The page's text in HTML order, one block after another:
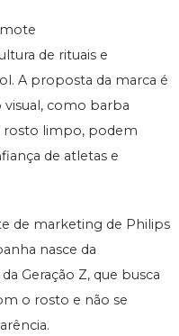
de rituais e
A proposta da marca é
visual, como barba
rosto limpo, podem
de atletas e
de marketing de Philips
nasce da
Geração Z, que busca
o rosto e não se